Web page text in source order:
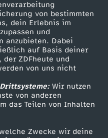
von bestimmten
dein Erlebnis im
und
anzubieten. Dabei
auf Basis deiner
der ZDFheute und
von uns nicht
Wir nutzen
von anderen
das Teilen von Inhalten
Zwecke wir deine
Zuschauerservice
Hilfe